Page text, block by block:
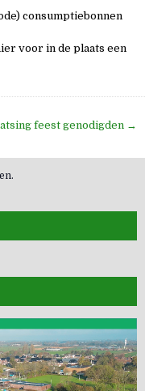
consumptiebonnen
voor in de plaats een
feest genodigden →